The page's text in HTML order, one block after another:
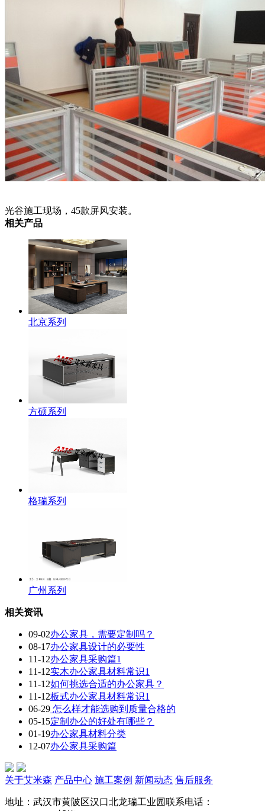
光谷施工现场，45款屏风安装。
相关产品
北京系列
方硕系列
格瑞系列
广州系列
相关资讯
09-02办公家具，需要定制吗？
08-17办公家具设计的必要性
11-12办公家具采购篇1
11-12实木办公家具材料常识1
11-12如何挑选合适的办公家具？
11-12板式办公家具材料常识1
06-29 怎么样才能选购到质量合格的
05-15定制办公的好处有哪些？
01-19办公家具材料分类
12-07办公家具采购篇
关于艾米森 产品中心 施工案例 新闻动态 售后服务
地址：武汉市黄陂区汉口北龙瑞工业园联系电话：